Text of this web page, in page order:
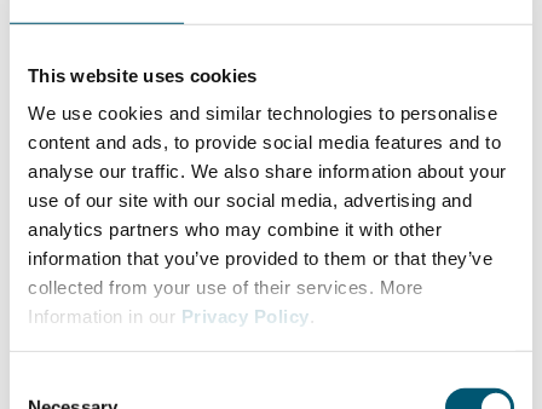
This website uses cookies
We use cookies and similar technologies to personalise
content and ads, to provide social media features and to
analyse our traffic. We also share information about your
use of our site with our social media, advertising and
analytics partners who may combine it with other
information that you’ve provided to them or that they’ve
collected from your use of their services. More
Information in our Privacy Policy.